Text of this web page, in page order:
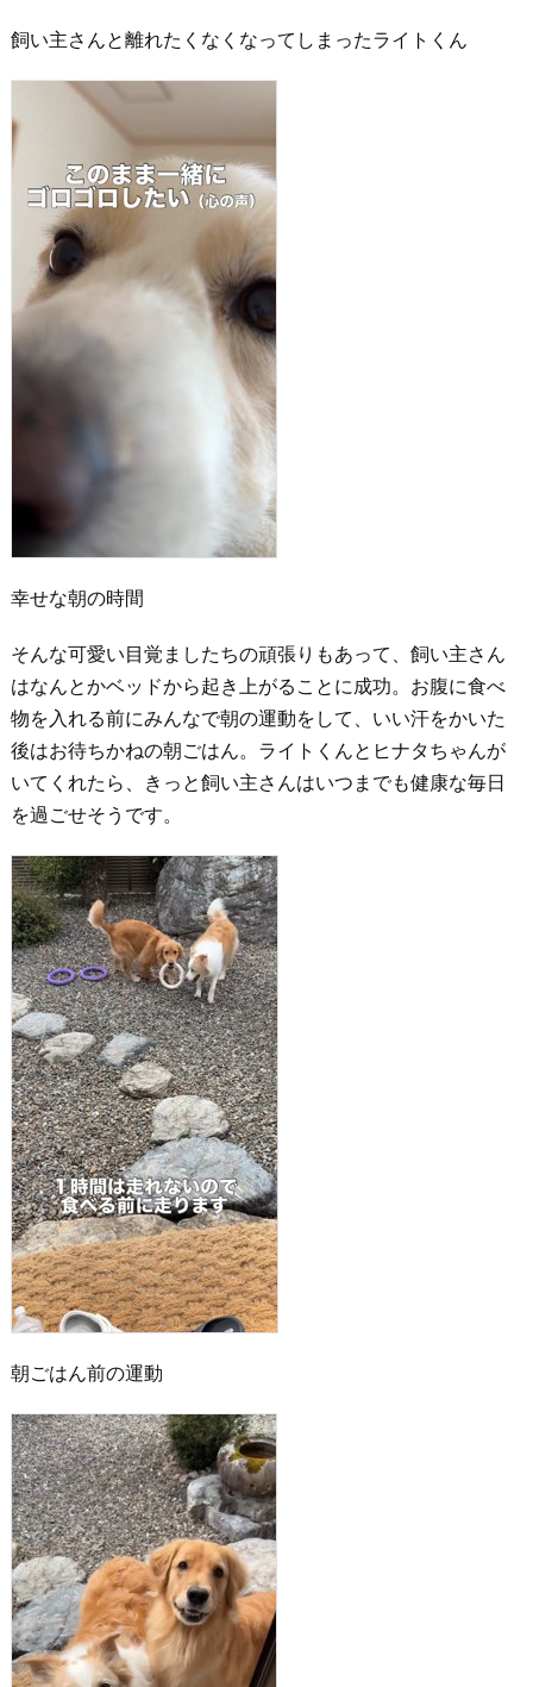
飼い主さんと離れたくなくなってしまったライトくん
幸せな朝の時間
そんな可愛い目覚ましたちの頑張りもあって、飼い主さん
はなんとかベッドから起き上がることに成功。お腹に食べ
物を入れる前にみんなで朝の運動をして、いい汗をかいた
後はお待ちかねの朝ごはん。ライトくんとヒナタちゃんが
いてくれたら、きっと飼い主さんはいつまでも健康な毎日
を過ごせそうです。
朝ごはん前の運動